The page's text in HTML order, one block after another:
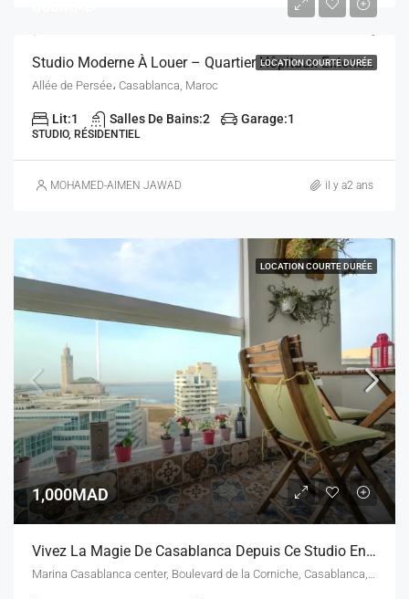
LOCATION COURTE DURÉE
Studio Moderne À Louer – Quartier Hôpitaux Extension, Casablanca
Allée de Persée، Casablanca, Maroc
Lit:1 Salles De Bains:2 Garage:1
STUDIO, RÉSIDENTIEL
MOHAMED-AIMEN JAWAD il y a2 ans
LOCATION COURTE DURÉE
1,000MAD
Vivez La Magie De Casablanca Depuis Ce Studio En Haut Des Cieux
Marina Casablanca center, Boulevard de la Corniche, Casablanca, Maroc